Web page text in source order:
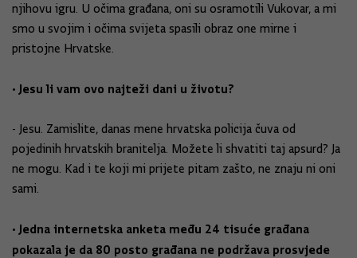
njihovu igru. U očima građana, oni su osramotili Vukovar, a mi
smo u svojim i očima svijeta spasili obraz one mirne i
pristojne Hrvatske.
• Jesu li vam ovo najteži dani u životu?
- Jesu. Zamislite, danas mene hrvatska policija čuva od
pojedinih hrvatskih branitelja. Možete li shvatiti taj apsurd? Ja
ne mogu. Kad i te koji mi prijete pitam zašto, ne znaju ni oni
sami.
• Jedna internetska anketa među 24 tisuće građana
pokazala je da 80 posto građana ne podržava prosvjede